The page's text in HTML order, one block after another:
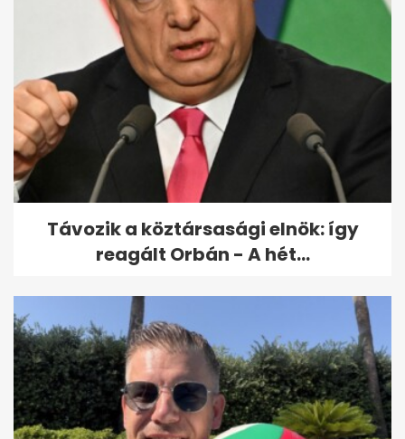
Megerősítette az OMV: az
oroszok elzárták a gázcsapot
Ausztria...
Távozik a köztársasági elnök: így
reagált Orbán - A hét...